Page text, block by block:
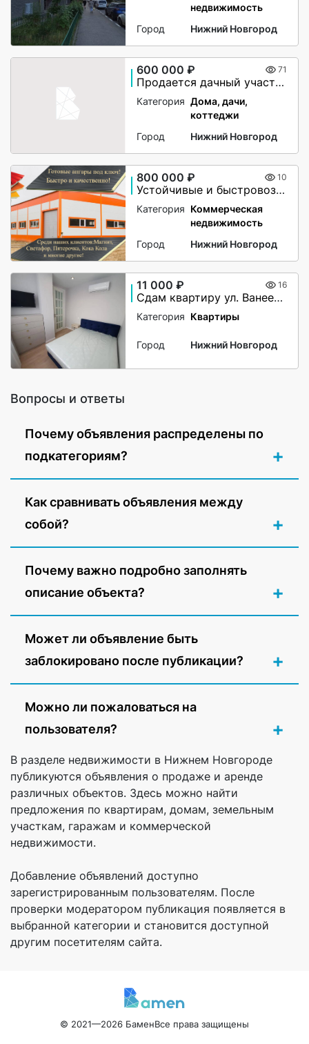
недвижимость
Город
Нижний Новгород
600 000 ₽ 71
Продается дачный участок №94 площадью 485 кв.м. в СНТ «Ясная Поляна» Нижегородская область, г.Н.Новгород, Канавинский район, пгт Новое Доскино
Категория Дома, дачи,
коттеджи
Город
Нижний Новгород
800 000 ₽ 10
Устойчивые и быстровозводимые здания из сэндвич панелей!
Категория Коммерческая
недвижимость
Город
Нижний Новгород
11 000 ₽ 16
Сдам квартиру ул. Ванеева, 11
Категория Квартиры
Город Нижний Новгород
Вопросы и ответы
Почему объявления распределены по
подкатегориям?
Как сравнивать объявления между
собой?
Почему важно подробно заполнять
описание объекта?
Может ли объявление быть
заблокировано после публикации?
Можно ли пожаловаться на
пользователя?
В разделе недвижимости в Нижнем Новгороде
публикуются объявления о продаже и аренде
различных объектов. Здесь можно найти
предложения по квартирам, домам, земельным
участкам, гаражам и коммерческой
недвижимости.
Добавление объявлений доступно
зарегистрированным пользователям. После
проверки модератором публикация появляется в
выбранной категории и становится доступной
другим посетителям сайта.
© 2021—2026 БаменВсе права защищены